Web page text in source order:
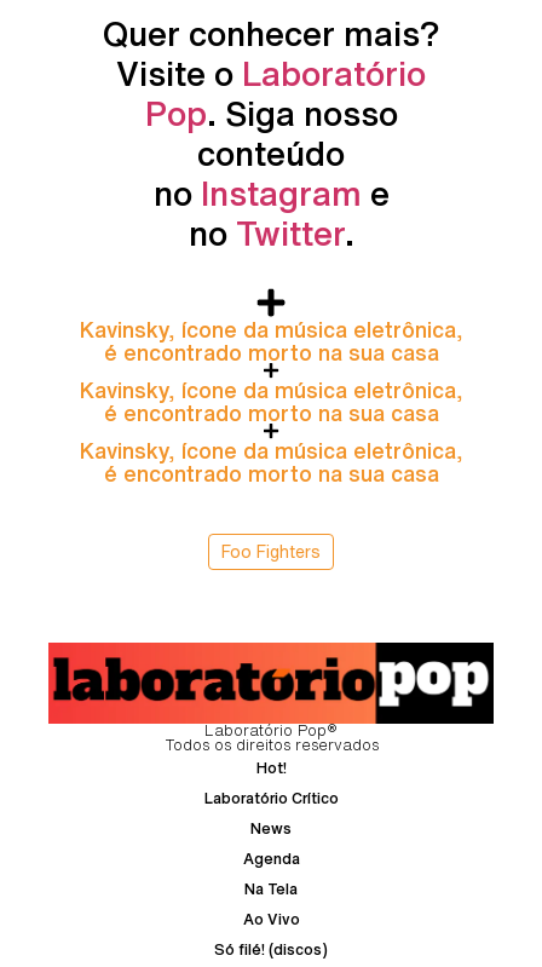
Quer conhecer mais?
Visite o Laboratório
Pop. Siga nosso
conteúdo
no Instagram e
no Twitter.
Kavinsky, ícone da música eletrônica,
é encontrado morto na sua casa
Kavinsky, ícone da música eletrônica,
é encontrado morto na sua casa
Kavinsky, ícone da música eletrônica,
é encontrado morto na sua casa
Foo Fighters
Laboratório Pop®
Todos os direitos reservados
Hot!
Laboratório Crítico
News
Agenda
Na Tela
Ao Vivo
Só filé! (discos)